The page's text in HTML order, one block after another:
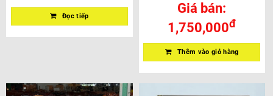
Đọc tiếp
Giá bán:
1,750,000đ
Thêm vào giỏ hàng